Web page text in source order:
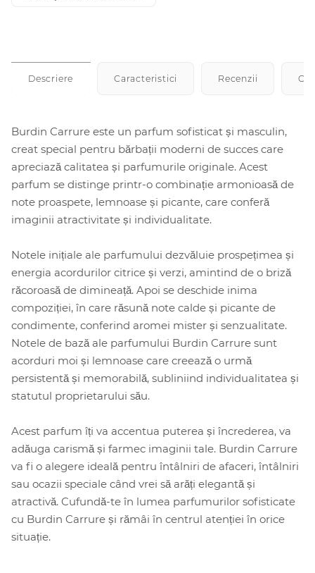
Descriere Caracteristici Recenzii
Burdin Carrure este un parfum sofisticat și masculin,
creat special pentru bărbații moderni de succes care
apreciază calitatea și parfumurile originale. Acest
parfum se distinge printr-o combinație armonioasă de
note proaspete, lemnoase și picante, care conferă
imaginii atractivitate și individualitate.
Notele inițiale ale parfumului dezvăluie prospețimea și
energia acordurilor citrice și verzi, amintind de o briză
răcoroasă de dimineață. Apoi se deschide inima
compoziției, în care răsună note calde și picante de
condimente, conferind aromei mister și senzualitate.
Notele de bază ale parfumului Burdin Carrure sunt
acorduri moi și lemnoase care creează o urmă
persistentă și memorabilă, subliniind individualitatea și
statutul proprietarului său.
Acest parfum îți va accentua puterea și încrederea, va
adăuga carismă și farmec imaginii tale. Burdin Carrure
va fi o alegere ideală pentru întâlniri de afaceri, întâlniri
sau ocazii speciale când vrei să arăți elegantă și
atractivă. Cufundă-te în lumea parfumurilor sofisticate
cu Burdin Carrure și rămâi în centrul atenției în orice
situație.